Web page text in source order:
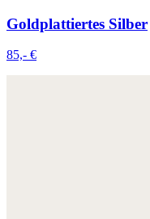
Goldplattiertes Silber
85,- €